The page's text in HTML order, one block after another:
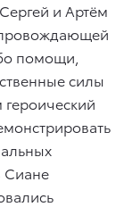
и Артём
помощи,
силы
Сиане